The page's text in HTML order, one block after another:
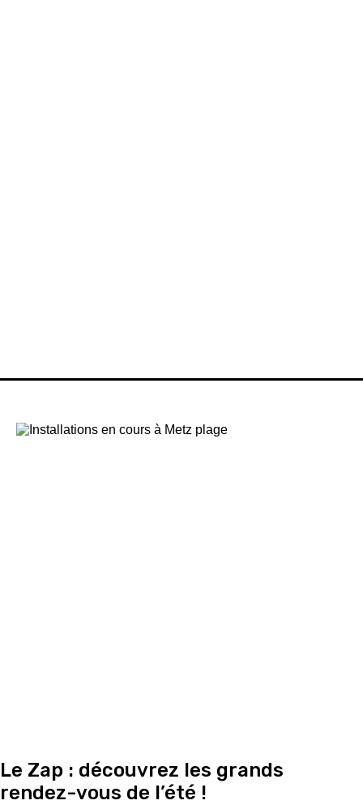
Le Zap : découvrez les grands
rendez-vous de l’été !